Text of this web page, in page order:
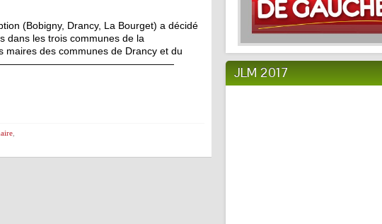
(Bobigny, Drancy, La Bourget) a décidé
dans les trois communes de la
maires des communes de Drancy et du
———————————————————
JLM 2017